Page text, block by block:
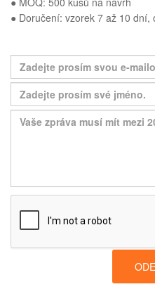
● Doručení: vzorek 7 až 10